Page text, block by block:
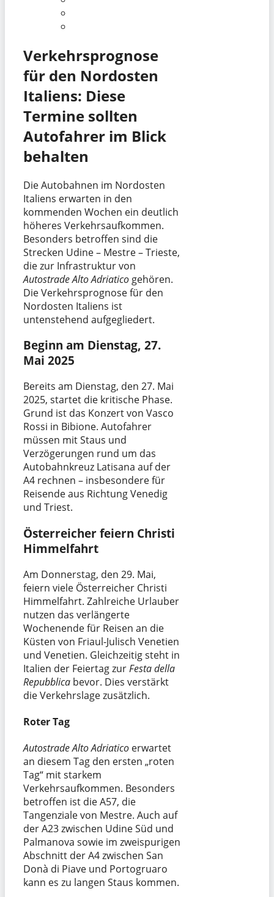
Verkehrsprognose
für den Nordosten
Italiens: Diese
Termine sollten
Autofahrer im Blick
behalten
Die Autobahnen im Nordosten
Italiens erwarten in den
kommenden Wochen ein deutlich
höheres Verkehrsaufkommen.
Besonders betroffen sind die
Strecken Udine – Mestre – Trieste,
die zur Infrastruktur von
Autostrade Alto Adriatico gehören.
Die Verkehrsprognose für den
Nordosten Italiens ist
untenstehend aufgegliedert.
Beginn am Dienstag, 27.
Mai 2025
Bereits am Dienstag, den 27. Mai
2025, startet die kritische Phase.
Grund ist das Konzert von Vasco
Rossi in Bibione. Autofahrer
müssen mit Staus und
Verzögerungen rund um das
Autobahnkreuz Latisana auf der
A4 rechnen – insbesondere für
Reisende aus Richtung Venedig
und Triest.
Österreicher feiern Christi
Himmelfahrt
Am Donnerstag, den 29. Mai,
feiern viele Österreicher Christi
Himmelfahrt. Zahlreiche Urlauber
nutzen das verlängerte
Wochenende für Reisen an die
Küsten von Friaul-Julisch Venetien
und Venetien. Gleichzeitig steht in
Italien der Feiertag zurFesta della
Repubblica bevor. Dies verstärkt
die Verkehrslage zusätzlich.
Roter Tag
Autostrade Alto Adriatico erwartet
an diesem Tag den ersten „roten
Tag“ mit starkem
Verkehrsaufkommen. Besonders
betroffen ist die A57, die
Tangenziale von Mestre. Auch auf
der A23 zwischen Udine Süd und
Palmanova sowie im zweispurigen
Abschnitt der A4 zwischen San
Donà di Piave und Portogruaro
kann es zu langen Staus kommen.